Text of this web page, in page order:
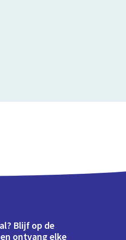
Blijf op de
ontvang elke